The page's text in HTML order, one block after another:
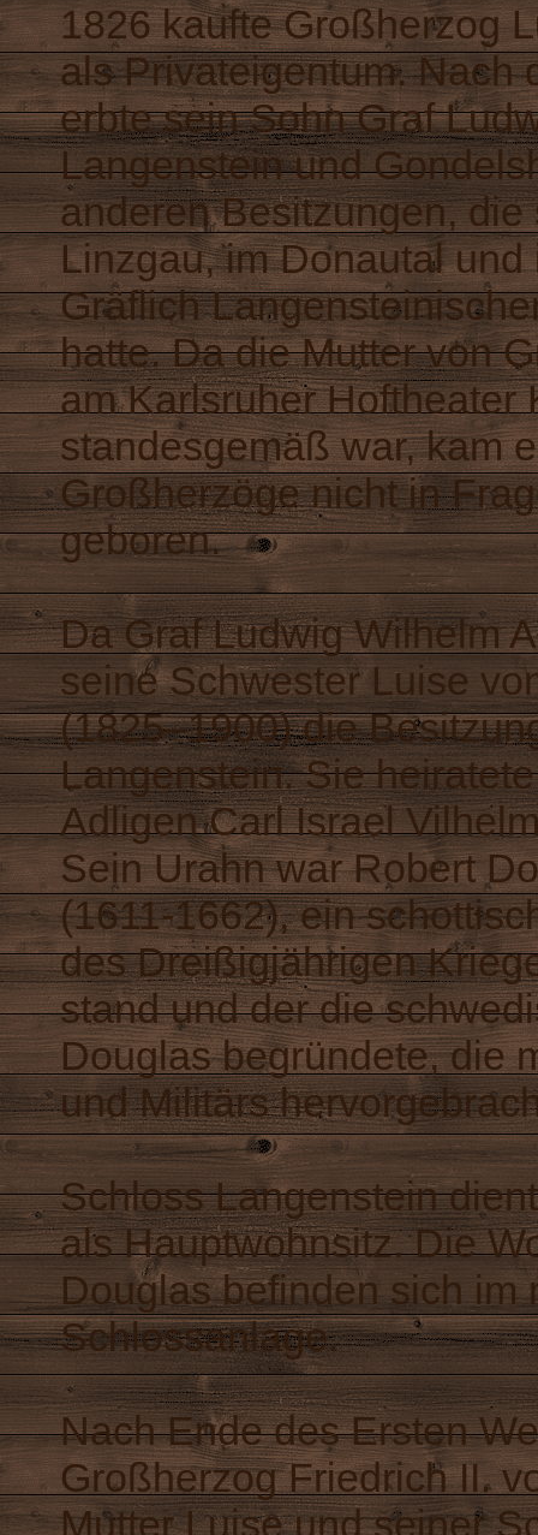
1826 kaufte Großherzog
als Privateigentum. Nach
erbte sein Sohn Graf
Langenstein und
anderen Besitzungen,
Linzgau, im Donautal
Gräflich
hatte. Da die Mutter von
am Karlsruher Hoftheater
standesgemäß war, kam
Großherzöge nicht in
geboren.
Da Graf Ludwig Wilhelm
seine Schwester Luise
(1825–1900) die
Langenstein. Sie
Adligen Carl Israel
Sein Urahn war Robert
(1611-1662), ein
des Dreißigjährigen
stand und der die
Douglas begründete, die
und Militärs
Schloss Langenstein
als Hauptwohnsitz. Die
Douglas befinden sich im
Schlossanlage.
Nach Ende des Ersten
Großherzog Friedrich II.
Mutter Luise und seiner